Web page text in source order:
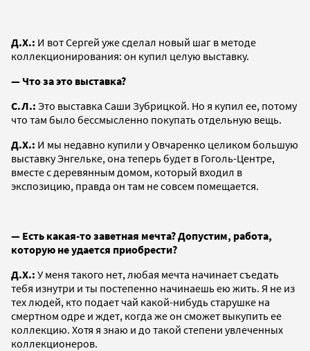
Д.Х.: И вот Сергей уже сделал новый шаг в методе
коллекционирования: он купил целую выставку.
— Что за это выставка?
С.Л.: Это выставка Саши Зубрицкой. Но я купил ее, потому
что там было бессмысленно покупать отдельную вещь.
Д.Х.: И мы недавно купили у Овчаренко целиком большую
выставку Энгельке, она теперь будет в Гоголь-Центре,
вместе с деревянным домом, который входил в
экспозицию, правда он там не совсем помещается.
— Есть какая-то заветная мечта? Допустим, работа,
которую не удается приобрести?
Д.Х.: У меня такого нет, любая мечта начинает съедать
тебя изнутри и ты постепенно начинаешь ею жить. Я не из
тех людей, кто подает чай какой-нибудь старушке на
смертном одре и ждет, когда же он сможет выкупить ее
коллекцию. Хотя я знаю и до такой степени увлеченных
коллекционеров.